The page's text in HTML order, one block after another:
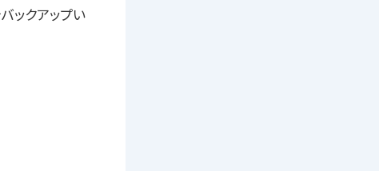
ックアップい